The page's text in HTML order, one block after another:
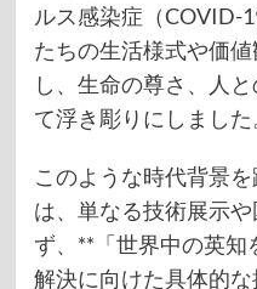
ルス感染症（COVID-
たちの生活様式や価
し、生命の尊さ、人
て浮き彫りにしました
このような時代背景
は、単なる技術展示
ず、**「世界中の英知
解決に向けた具体的